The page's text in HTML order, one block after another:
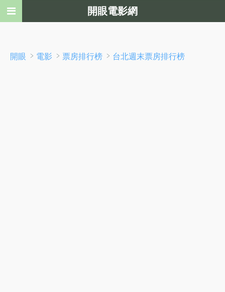
開眼 ﹥ 電影 ﹥ 票房排行榜 ﹥ 台北週末票房排行榜
開眼電影網